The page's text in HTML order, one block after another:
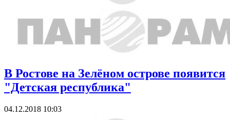
В Ростове на Зелёном острове появится
"Детская республика"
04.12.2018 10:03